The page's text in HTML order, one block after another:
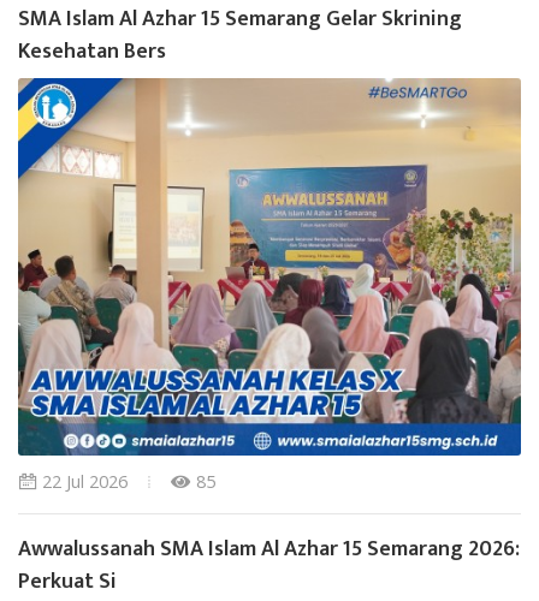
SMA Islam Al Azhar 15 Semarang Gelar Skrining
Kesehatan Bers
22 Jul 2026 85
Awwalussanah SMA Islam Al Azhar 15 Semarang 2026:
Perkuat Si